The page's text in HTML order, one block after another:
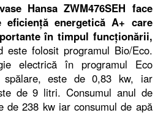
Hansa ZWM476SEH face
energetică A+ care
în timpul funcționării,
este folosit programul Bio/Eco.
electrică în programul Eco
este de 0,83 kw, iar
de 9 litri. Consumul anul de
de 238 kw iar consumul de apă